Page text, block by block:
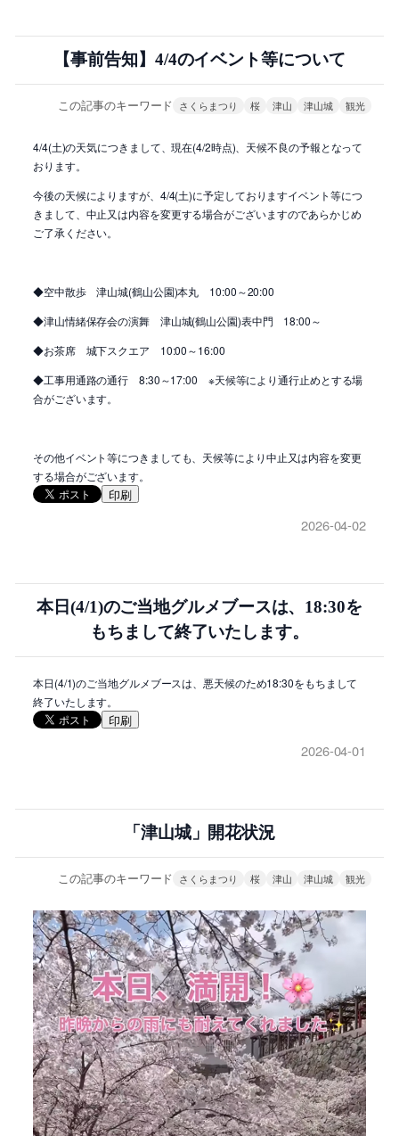
【事前告知】4/4のイベント等について
この記事のキーワード さくらまつり 桜 津山 津山城 観光
4/4(土)の天気につきまして、現在(4/2時点)、天候不良の予報となって
おります。
今後の天候によりますが、4/4(土)に予定しておりますイベント等につ
きまして、中止又は内容を変更する場合がございますのであらかじめ
ご了承ください。
◆空中散歩 津山城(鶴山公園)本丸 10:00～20:00
◆津山情緒保存会の演舞 津山城(鶴山公園)表中門 18:00～
◆お茶席 城下スクエア 10:00～16:00
◆工事用通路の通行 8:30～17:00 ※天候等により通行止めとする場
合がございます。
その他イベント等につきましても、天候等により中止又は内容を変更
する場合がございます。
印刷
2026-04-02
本日(4/1)のご当地グルメブースは、18:30を
もちまして終了いたします。
本日(4/1)のご当地グルメブースは、悪天候のため18:30をもちまして
終了いたします。
印刷
2026-04-01
「津山城」開花状況
この記事のキーワード さくらまつり 桜 津山 津山城 観光